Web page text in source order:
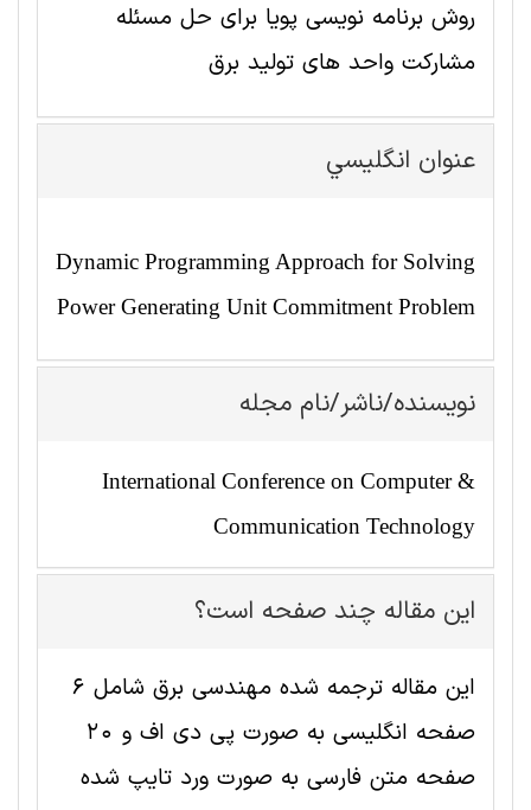
روش برنامه نویسی پویا برای حل مسئله
مشارکت واحد های تولید برق
عنوان انگليسي
Dynamic Programming Approach for Solving
Power Generating Unit Commitment Problem
نویسنده/ناشر/نام مجله
International Conference on Computer &
Communication Technology
این مقاله چند صفحه است؟
این مقاله ترجمه شده مهندسی برق شامل 6
صفحه انگلیسی به صورت پی دی اف و 20
صفحه متن فارسی به صورت ورد تایپ شده